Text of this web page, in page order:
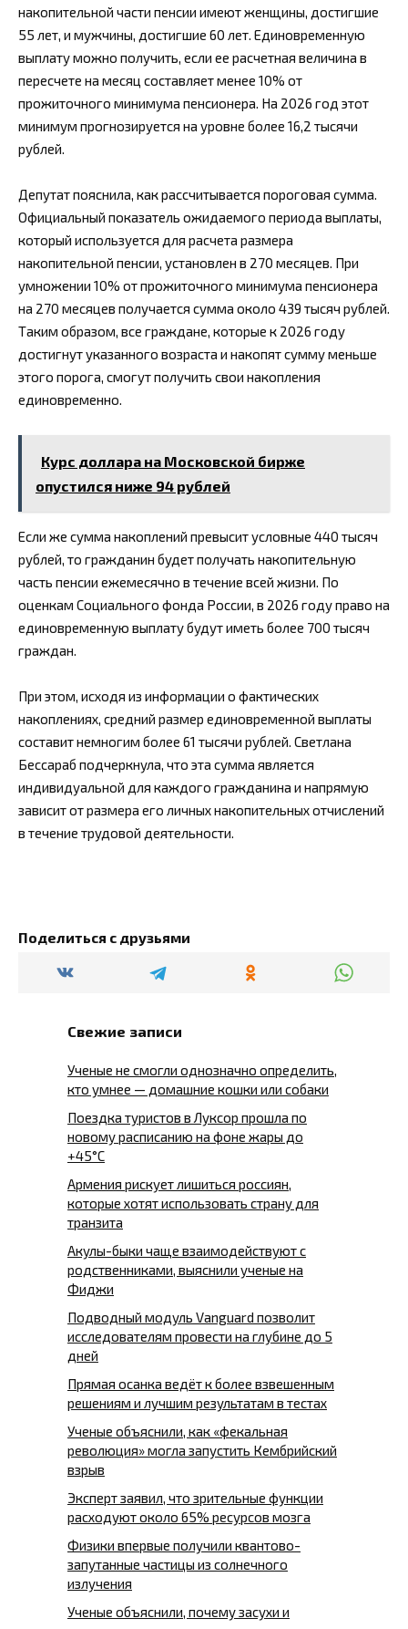
накопительной части пенсии имеют женщины, достигшие
55 лет, и мужчины, достигшие 60 лет. Единовременную
выплату можно получить, если ее расчетная величина в
пересчете на месяц составляет менее 10% от
прожиточного минимума пенсионера. На 2026 год этот
минимум прогнозируется на уровне более 16,2 тысячи
рублей.
Депутат пояснила, как рассчитывается пороговая сумма.
Официальный показатель ожидаемого периода выплаты,
который используется для расчета размера
накопительной пенсии, установлен в 270 месяцев. При
умножении 10% от прожиточного минимума пенсионера
на 270 месяцев получается сумма около 439 тысяч рублей.
Таким образом, все граждане, которые к 2026 году
достигнут указанного возраста и накопят сумму меньше
этого порога, смогут получить свои накопления
единовременно.
Курс доллара на Московской бирже
опустился ниже 94 рублей
Если же сумма накоплений превысит условные 440 тысяч
рублей, то гражданин будет получать накопительную
часть пенсии ежемесячно в течение всей жизни. По
оценкам Социального фонда России, в 2026 году право на
единовременную выплату будут иметь более 700 тысяч
граждан.
При этом, исходя из информации о фактических
накоплениях, средний размер единовременной выплаты
составит немногим более 61 тысячи рублей. Светлана
Бессараб подчеркнула, что эта сумма является
индивидуальной для каждого гражданина и напрямую
зависит от размера его личных накопительных отчислений
в течение трудовой деятельности.
Поделиться с друзьями
Свежие записи
Ученые не смогли однозначно определить,
кто умнее — домашние кошки или собаки
Поездка туристов в Луксор прошла по
новому расписанию на фоне жары до
+45°C
Армения рискует лишиться россиян,
которые хотят использовать страну для
транзита
Акулы-быки чаще взаимодействуют с
родственниками, выяснили ученые на
Фиджи
Подводный модуль Vanguard позволит
исследователям провести на глубине до 5
дней
Прямая осанка ведёт к более взвешенным
решениям и лучшим результатам в тестах
Ученые объяснили, как «фекальная
революция» могла запустить Кембрийский
взрыв
Эксперт заявил, что зрительные функции
расходуют около 65% ресурсов мозга
Физики впервые получили квантово-
запутанные частицы из солнечного
излучения
Ученые объяснили, почему засухи и